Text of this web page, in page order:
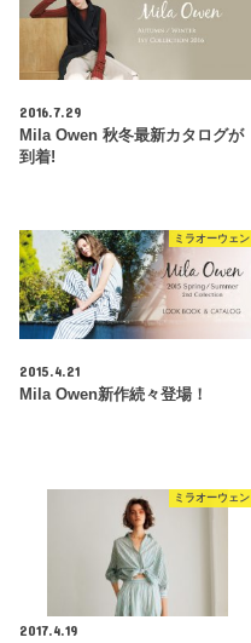
2016.7.29
Mila Owen 秋冬最新カタログが
到着!
ミラオーウェン
2015.4.21
Mila Owen新作続々登場！
ミラオーウェン
2017.4.19